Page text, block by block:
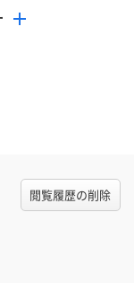
閲覧履歴の削除